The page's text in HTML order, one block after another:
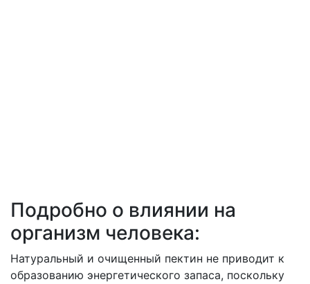
Подробно о влиянии на
организм человека:
Натуральный и очищенный пектин не приводит к
образованию энергетического запаса, поскольку